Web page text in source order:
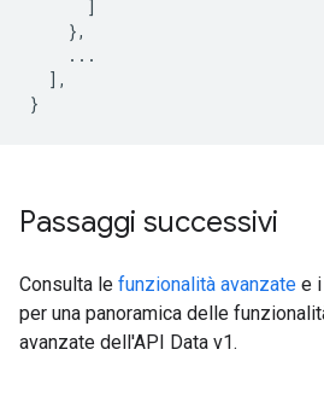
]
},
...
],
}
Passaggi successivi
Consulta le funzionalità avanzate e i
per una panoramica delle
avanzate dell'API Data v1.